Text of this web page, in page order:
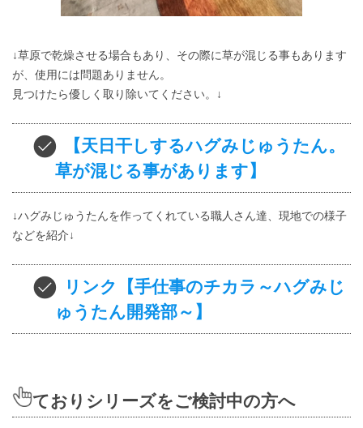
↓草原で乾燥させる場合もあり、その際に草が混じる事もあります
が、使用には問題ありません。
見つけたら優しく取り除いてください。↓
【天日干しするハグみじゅうたん。
草が混じる事があります】
↓ハグみじゅうたんを作ってくれている職人さん達、現地での様子
などを紹介↓
リンク【手仕事のチカラ～ハグみじ
ゅうたん開発部～】
ておりシリーズをご検討中の方へ